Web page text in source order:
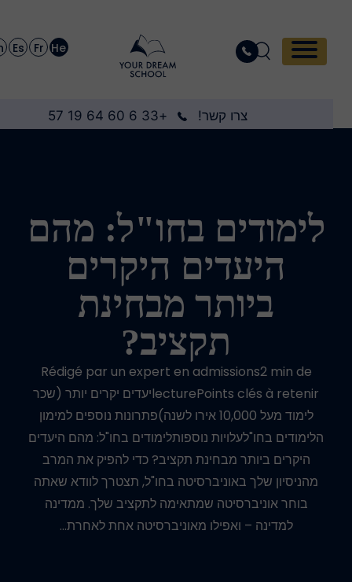
Fr
Es
En
צרו קשר! +33 6 60 64 19 57
לימודים בחו"ל: מהם
היעדים היקרים
ביותר מבחינת
תקציב?
Rédigé par un expert en admissions2 min de
lecturePoints clés à retenirיעדים יקרים יותר (שכר
לימוד מעל 10,000 אירו לשנה)פתרונות נוספים למימון
הלימודים בחו"לעלויות נוספותלימודים בחו"ל: מהם היעדים
היקרים ביותר מבחינת תקציב? כדי להפיק את המרב
מהניסיון שלך באוניברסיטה בחו"ל, תצטרך לוודא שאתה
בוחר אוניברסיטה שמתאימה לתקציב שלך. ממדינה
למדינה – ואפילו מאוניברסיטה אחת לאחרת…